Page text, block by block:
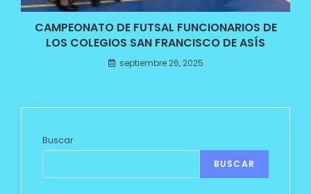
CAMPEONATO DE FUTSAL FUNCIONARIOS DE
LOS COLEGIOS SAN FRANCISCO DE ASÍS
septiembre 26, 2025
Buscar
BUSCAR